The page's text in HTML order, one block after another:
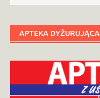
APTEKA DYŻURUJĄCA